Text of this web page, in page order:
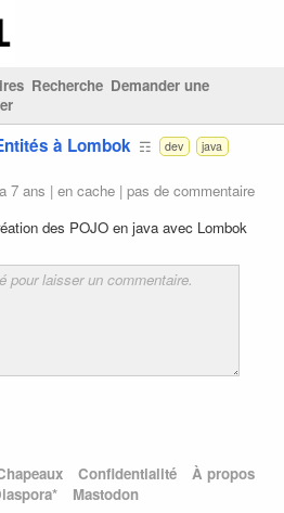
Recherche Demander une
à Lombok ☶ dev java
7 ans | en cache | pas de commentaire
des POJO en java avec Lombok
Confidentialité
À propos
Mastodon